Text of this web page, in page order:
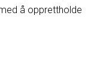
å opprettholde